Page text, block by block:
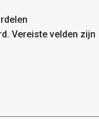
Vereiste velden zijn